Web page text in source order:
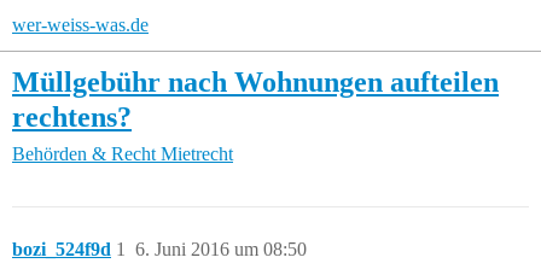
wer-weiss-was.de
Müllgebühr nach Wohnungen aufteilen
rechtens?
Behörden & Recht Mietrecht
bozi_524f9d 6. Juni 2016 um 08:50
1